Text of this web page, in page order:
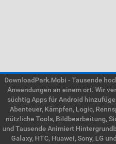
DownloadPark.Mobi - Tausende
Anwendungen an einem ort. Wir
süchtig Apps für Android
Abenteuer, Kämpfen, Logic,
nützliche Tools, Bildbearbeitung,
und Tausende Animiert
Galaxy, HTC, Huawei, Sony, LG